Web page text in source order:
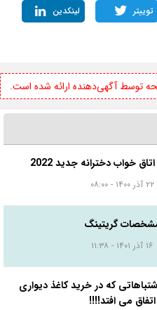
توییتر لینکدین
توسط آگهی‌دهنده ارائه شده است.
۲۲ آذر ۱۴۰۰ - ۰۸:۰۰
گریتینگ
که در خرید کاغذ دیواری
اتفاق می افتد!!!!